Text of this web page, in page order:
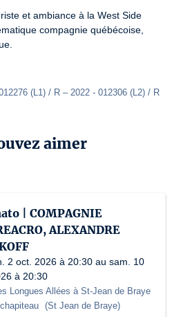
et ambiance à la West Side
compagnie québécoise,
(L1) / R – 2022 - 012306 (L2) / R
aimer
| COMPAGNIE
ALEXANDRE
2 oct. 2026 à 20:30 au sam. 10
à 20:30
Longues Allées à St-Jean de Braye
(St Jean de Braye)